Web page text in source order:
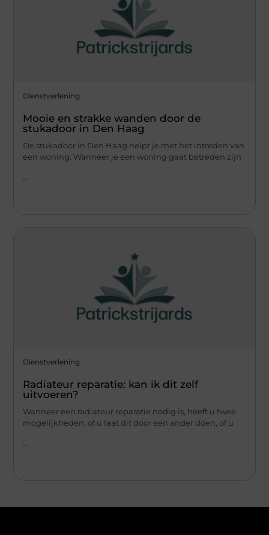
Dienstverlening
Mooie en strakke wanden door de
stukadoor in Den Haag
De stukadoor in Den Haag helpt je met het intreden van
een woning. Wanneer je een woning gaat betreden zijn
Dienstverlening
Radiateur reparatie: kan ik dit zelf
uitvoeren?
Wanneer een radiateur reparatie nodig is, heeft u twee
mogelijkheden: of u laat dit door een ander doen, of u
...